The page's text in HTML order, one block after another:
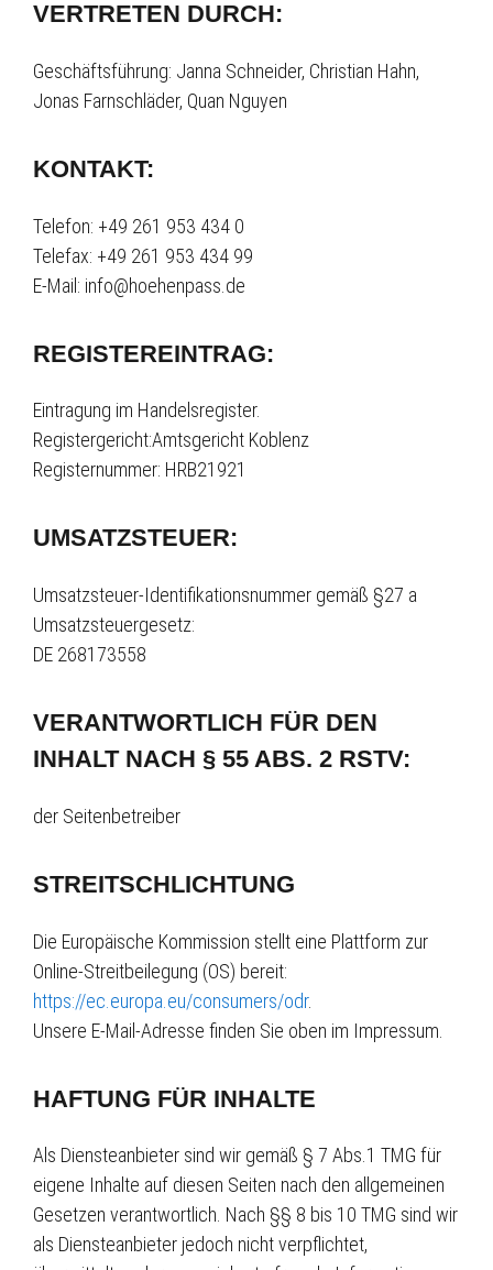
VERTRETEN DURCH:
Geschäftsführung: Janna Schneider, Christian Hahn,
Jonas Farnschläder, Quan Nguyen
KONTAKT:
Telefon: +49 261 953 434 0
Telefax: +49 261 953 434 99
E-Mail: info@hoehenpass.de
REGISTEREINTRAG:
Eintragung im Handelsregister.
Registergericht:Amtsgericht Koblenz
Registernummer: HRB21921
UMSATZSTEUER:
Umsatzsteuer-Identifikationsnummer gemäß §27 a
Umsatzsteuergesetz:
DE 268173558
VERANTWORTLICH FÜR DEN
INHALT NACH § 55 ABS. 2 RSTV:
der Seitenbetreiber
STREITSCHLICHTUNG
Die Europäische Kommission stellt eine Plattform zur
Online-Streitbeilegung (OS) bereit:
https://ec.europa.eu/consumers/odr.
Unsere E-Mail-Adresse finden Sie oben im Impressum.
HAFTUNG FÜR INHALTE
Als Diensteanbieter sind wir gemäß § 7 Abs.1 TMG für
eigene Inhalte auf diesen Seiten nach den allgemeinen
Gesetzen verantwortlich. Nach §§ 8 bis 10 TMG sind wir
als Diensteanbieter jedoch nicht verpflichtet,